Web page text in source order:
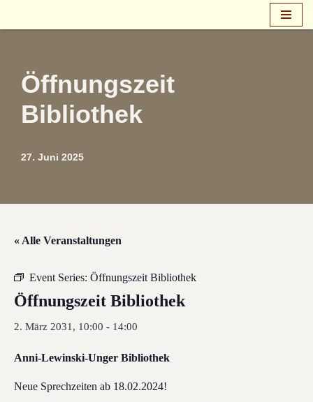
springen
Öffnungszeit
Bibliothek
27. Juni 2025
« Alle Veranstaltungen
Event Series: Öffnungszeit Bibliothek
Öffnungszeit Bibliothek
2. März 2031, 10:00 - 14:00
Anni-Lewinski-Unger Bibliothek
Neue Sprechzeiten ab 18.02.2024!